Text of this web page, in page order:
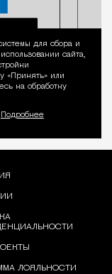
для сбора и
сайта,
«Принять» или
на обработку
Подробнее
ЛОЯЛЬНОСТИ